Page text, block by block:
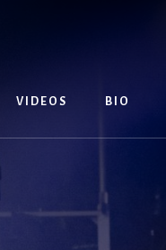
VIDEOS BIO